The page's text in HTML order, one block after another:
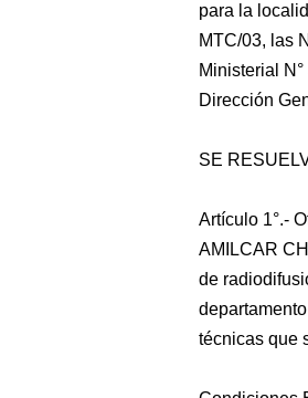
para la
MTC/03, las
Ministerial
Dirección
SE
Artículo 1°.-
AMILCAR
de
técnicas que